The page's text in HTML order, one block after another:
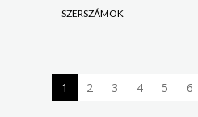
SZERSZÁMOK
1 2 3 4 5 6